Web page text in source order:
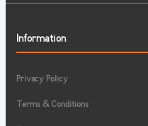
Information
Privacy Policy
Terms & Conditions